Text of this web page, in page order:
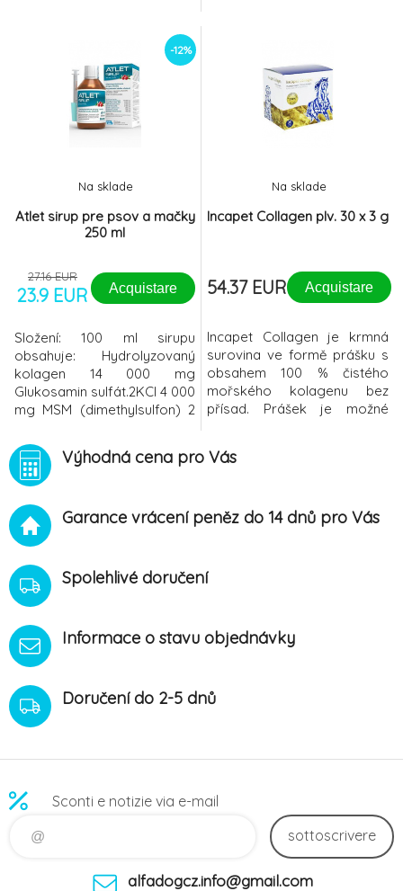
pohybovými obtížemi,
vhodné pro sportovně
aktivní zvířata. Vhodné při
akutních pohybových
obtížích a při
rekonvalescenci
vhodné pro sportovně
aktivní zvířata. Vhodné při
akutních pohybových
obtížích a při
rekonvalescenci
-12%
Atlet sirup pre psov a mačky
250 ml
Na sklade
27.16 EUR
23.9 EUR Acquistare
Složení: 100 ml sirupu
obsahuje: Hydrolyzovaný
kolagen 14 000 mg
Glukosamin sulfát.2KCl 4 000
mg MSM (dimethylsulfon) 2
400 mg Kyselina
hyaluronová 200 mg
Brusinkový extrakt 120 mg
Incapet Collagen plv. 30 x 3 g
Na sklade
54.37 EUR Acquistare
Incapet Collagen je krmná
surovina ve formě prášku s
obsahem 100 % čistého
mořského kolagenu bez
přísad. Prášek je možné
vodě. Balení obsahuje 30
Výhodná cena pro Vás
Garance vrácení peněz do 14 dnů pro Vás
Spolehlivé doručení
Informace o stavu objednávky
Doručení do 2-5 dnů
Sconti e notizie via e-mail
sottoscrivere
alfadogcz.info@gmail.com